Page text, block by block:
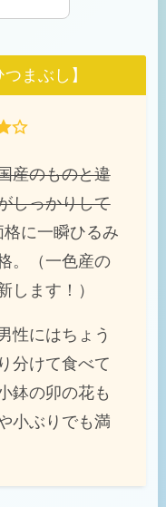
まぶし】
産のものと違
しっかりして
に一瞬ひるみ
。（一色産の
します！）
性にはちょう
分けて食べて
鉢の卯の花も
小ぶりでも満